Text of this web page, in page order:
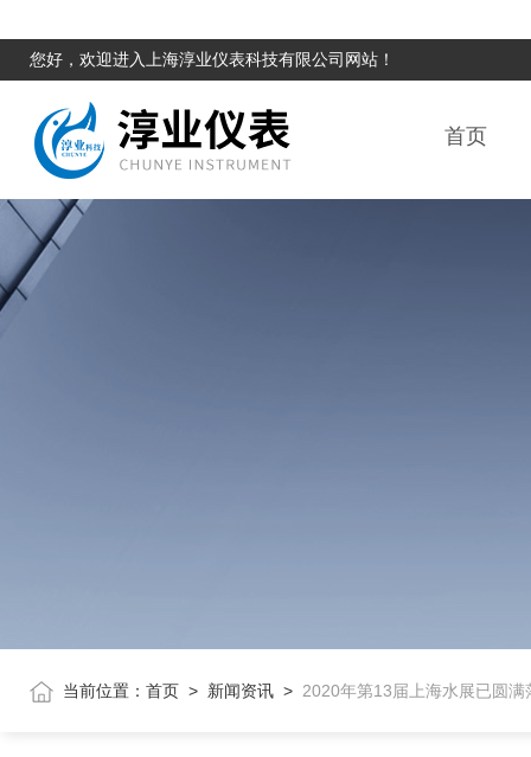
您好，欢迎进入上海淳业仪表科技有限公司网站！
首页
当前位置： 首页 > 新闻资讯 > 2020年第13届上海水展已圆